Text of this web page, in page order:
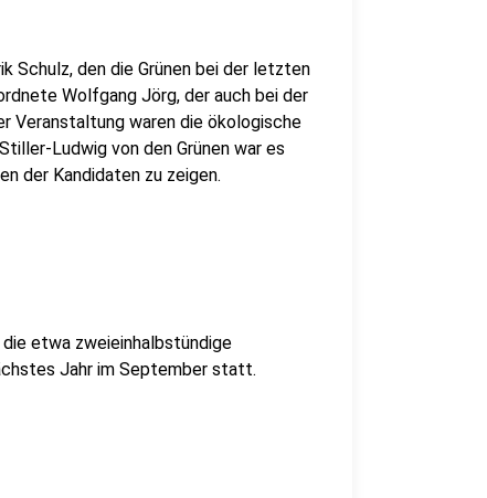
Schulz, den die Grünen bei der letzten
Wolfgang Jörg, der auch bei der
Veranstaltung waren die ökologische
Ludwig von den Grünen war es
der Kandidaten zu zeigen.
etwa zweieinhalbstündige
Jahr im September statt.